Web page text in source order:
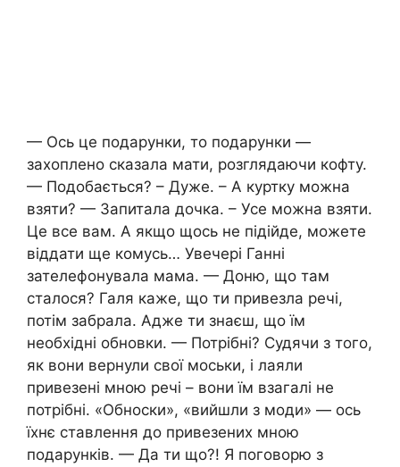
— Ось це подарунки, то подарунки —
захоплено сказала мати, розглядаючи кофту.
— Подобається? – Дуже. – А куртку можна
взяти? — Запитала дочка. – Усе можна взяти.
Це все вам. А якщо щось не підійде, можете
віддати ще комусь… Увечері Ганні
зателефонувала мама. — Доню, що там
сталося? Галя каже, що ти привезла речі,
потім забрала. Адже ти знаєш, що їм
необхідні обновки. — Потрібні? Судячи з того,
як вони вернули свої моськи, і лаяли
привезені мною речі – вони їм взагалі не
потрібні. «Обноски», «вийшли з моди» — ось
їхнє ставлення до привезених мною
подарунків. — Да ти що?! Я поговорю з